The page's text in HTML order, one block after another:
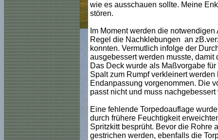
wie es ausschauen sollte. Meine
stören.
Im Moment werden die
Regel die Nachklebungen an
konnten. Vermutlich infolge der
ausgebessert werden musste,
Das Deck wurde als Maßvorgabe
Spalt zum Rumpf verkleinert
Endanpassung vorgenommen. Die
passt nicht und muss
Eine fehlende Torpedoauflage
durch frühere Feuchtigkeit
Spritzkitt besprüht. Bevor die Rohre
gestrichen werden, ebenfalls die